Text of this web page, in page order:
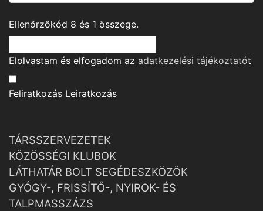
Ellenőrzőkód 8 és 1 összege.
Elolvastam és elfogadom az adatkezelési tájékoztatót
Feliratkozás Leiratkozás
TÁRSSZERVEZETEK
KÖZÖSSÉGI KLUBOK
LÁTHATÁR BOLT SEGÉDESZKÖZÖK
GYÓGY-, FRISSÍTŐ-, NYIROK- ÉS
TALPMASSZÁZS